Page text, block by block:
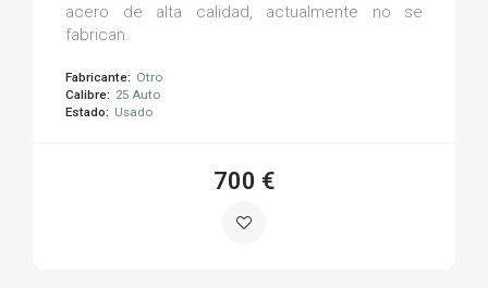
acero de alta calidad, actualmente no se
fabrican.
Fabricante: Otro
Calibre: 25 Auto
Estado: Usado
700 €